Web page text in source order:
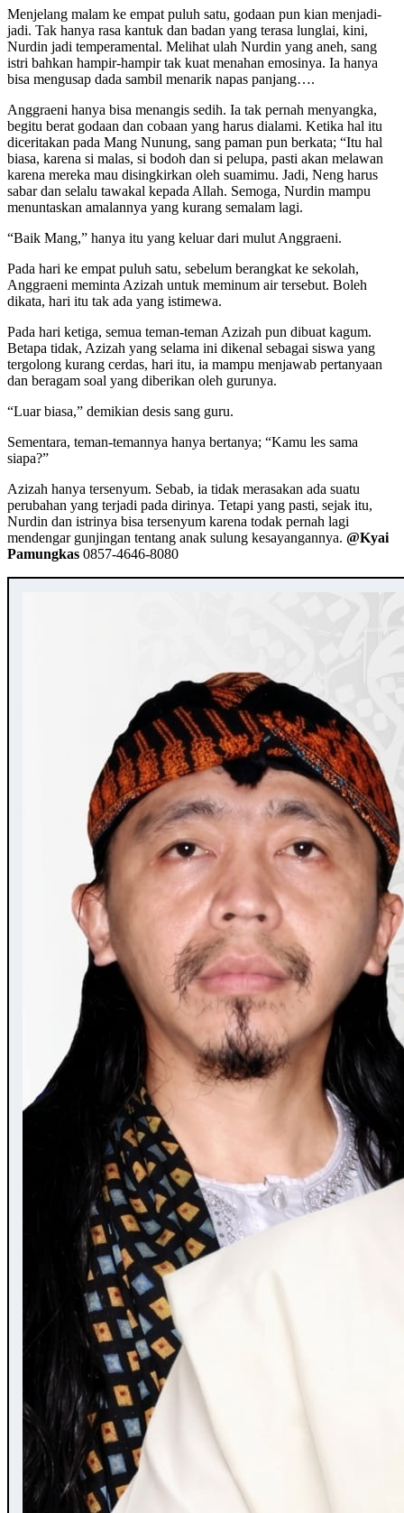
Menjelang malam ke empat puluh satu, godaan pun kian menjadi-
jadi. Tak hanya rasa kantuk dan badan yang terasa lunglai, kini,
Nurdin jadi temperamental. Melihat ulah Nurdin yang aneh, sang
istri bahkan hampir-hampir tak kuat menahan emosinya. Ia hanya
bisa mengusap dada sambil menarik napas panjang….
Anggraeni hanya bisa menangis sedih. Ia tak pernah menyangka,
begitu berat godaan dan cobaan yang harus dialami. Ketika hal itu
diceritakan pada Mang Nunung, sang paman pun berkata; “Itu hal
biasa, karena si malas, si bodoh dan si pelupa, pasti akan melawan
karena mereka mau disingkirkan oleh suamimu. Jadi, Neng harus
sabar dan selalu tawakal kepada Allah. Semoga, Nurdin mampu
menuntaskan amalannya yang kurang semalam lagi.
“Baik Mang,” hanya itu yang keluar dari mulut Anggraeni.
Pada hari ke empat puluh satu, sebelum berangkat ke sekolah,
Anggraeni meminta Azizah untuk meminum air tersebut. Boleh
dikata, hari itu tak ada yang istimewa.
Pada hari ketiga, semua teman-teman Azizah pun dibuat kagum.
Betapa tidak, Azizah yang selama ini dikenal sebagai siswa yang
tergolong kurang cerdas, hari itu, ia mampu menjawab pertanyaan
dan beragam soal yang diberikan oleh gurunya.
“Luar biasa,” demikian desis sang guru.
Sementara, teman-temannya hanya bertanya; “Kamu les sama
siapa?”
Azizah hanya tersenyum. Sebab, ia tidak merasakan ada suatu
perubahan yang terjadi pada dirinya. Tetapi yang pasti, sejak itu,
Nurdin dan istrinya bisa tersenyum karena todak pernah lagi
mendengar gunjingan tentang anak sulung kesayangannya. @Kyai
Pamungkas 0857-4646-8080